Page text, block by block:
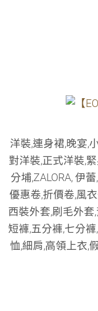
洋裝,連身裙,晚宴,
對洋裝,正式洋裝,
分埔,ZALORA, 伊
優惠卷,折價卷,風
西裝外套,刷毛外套
短褲,五分褲,七分褲
恤,細肩,高領上衣,